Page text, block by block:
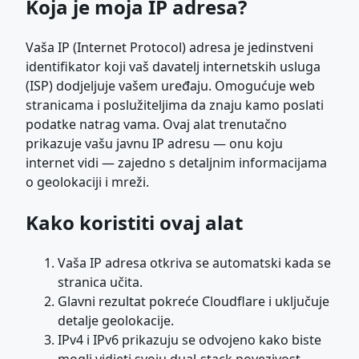
Koja je moja IP adresa?
Vaša IP (Internet Protocol) adresa je jedinstveni
identifikator koji vaš davatelj internetskih usluga
(ISP) dodjeljuje vašem uređaju. Omogućuje web
stranicama i poslužiteljima da znaju kamo poslati
podatke natrag vama. Ovaj alat trenutačno
prikazuje vašu javnu IP adresu — onu koju
internet vidi — zajedno s detaljnim informacijama
o geolokaciji i mreži.
Kako koristiti ovaj alat
Vaša IP adresa otkriva se automatski kada se
stranica učita.
Glavni rezultat pokreće Cloudflare i uključuje
detalje geolokacije.
IPv4 i IPv6 prikazuju se odvojeno kako biste